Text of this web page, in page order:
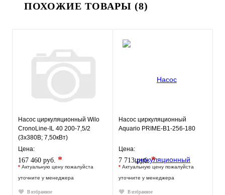
ПОХОЖИЕ ТОВАРЫ (8)
Насос циркуляционный Wilo
CronoLine-IL 40 200-7,5/2
(3х380В; 7,50кВт)
Цена:
167 460 руб. *
* Актуальную цену пожалуйста
уточните у менеджера
В избранное
Насос циркуляционный
Aquario PRIME-B1-256-180
Цена:
7 713 руб.*
* Актуальную цену пожалуйста
уточните у менеджера
В избранное